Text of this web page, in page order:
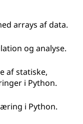
arrays af data.
og analyse.
af statiske,
i Python.
i Python.